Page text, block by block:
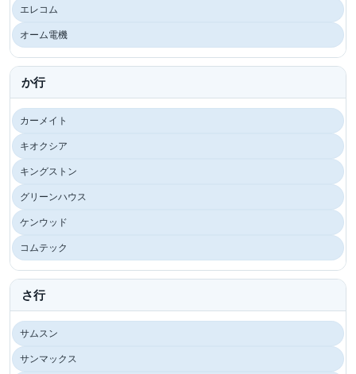
エレコム
オーム電機
か行
カーメイト
キオクシア
キングストン
グリーンハウス
ケンウッド
コムテック
さ行
サムスン
サンマックス